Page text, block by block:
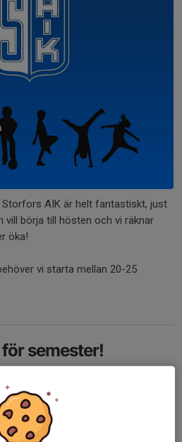
AIK är helt fantastiskt, just
vill börja till hösten och vi räknar
öka!
vi starta mellan 20-25
semester!
from med imorgon fram till augusti